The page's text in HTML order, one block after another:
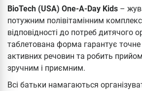
BioTech (USA) One-A-Day Kids –
потужним полівітамінним
відповідності до потреб дитячого
таблетована форма гарантує
активних речовин та робить
зручним і приємним.
Всі батьки намагаються